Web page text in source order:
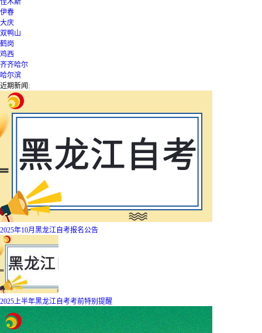
伊春
大庆
双鸭山
鹤岗
鸡西
齐齐哈尔
哈尔滨
近期新闻:
2025年10月黑龙江自考报名公告
2025上半年黑龙江自考考前特别提醒